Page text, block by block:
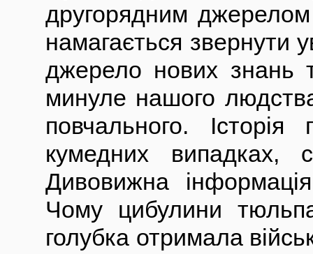
другорядним
намагається звернути
джерело нових знань
минуле нашого
повчального.
кумедних випадках,
Дивовижна
Чому цибулини
голубка отримала